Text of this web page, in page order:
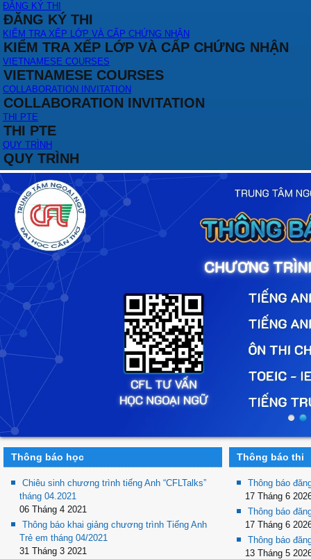
ĐĂNG KÝ THI
ĐĂNG KÝ THI
KIỂM TRA XẾP LỚP VÀ CẤP CHỨNG NHẬN
KIỂM TRA XẾP LỚP VÀ CẤP CHỨNG NHẬN
VIETNAMESE COURSES
VIETNAMESE COURSES
COLLABORATION INVITATION
COLLABORATION INVITATION
THI PTE
THI PTE
QUY TRÌNH
QUY TRÌNH
Thông báo học
Chiêu sinh chương trình tiếng Anh “CFLTalks”
tháng 04.2021
06 Tháng 4 2021
Thông báo khai giảng chương trình Tiếng Anh
Trẻ em tháng 04/2021
31 Tháng 3 2021
Thông báo thi
Thông báo
17 Tháng 6
Thông báo
17 Tháng 6
Thông báo
13 Tháng 5